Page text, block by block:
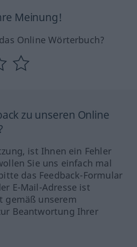
Meinung!
Online Wörterbuch?
zu unseren Online
ist Ihnen ein Fehler
Sie uns einfach mal
das Feedback-Formular
E-Mail-Adresse ist
gemäß unserem
Beantwortung Ihrer